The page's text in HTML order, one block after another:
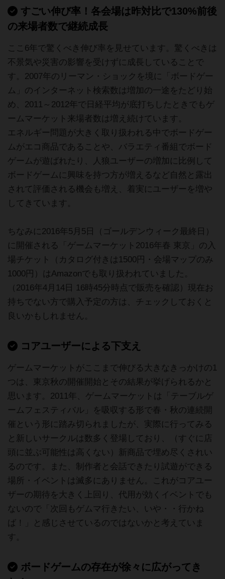
すごい伸び率！各会場は昨対比で130%前後
の来場者数で継続成長
ここ6年で驚くべき伸び率を見せています。驚くべきは
不景気や災害の影響を受けずに成長していることで
す。2007年のリーマン・ショックを境に「ボードゲー
ム」のインターネット検索数は増加の一途をたどり始
め、2011～2012年で日経平均が底打ちしたときでもゲ
ームマーケット来場者数は増え続けています。
エネルギー問題が大きく取り扱われる中でボードゲー
ムがエコ商品であることや、バラエティ番組でボード
ゲームが遊ばれたり、人狼ユーザーの増加に比例して
ボードゲームに興味を持つ方が増えるなど自然と露出
されて評価される機会も増え、着実にユーザーを増や
してきています。
ちなみに2016年5月5日（ゴールデンウィーク最終日）
に開催される「ゲームマーケット2016年春 東京」の入
場チケット（カタログ付きは1500円・会場マップのみ
1000円）はAmazonでも取り扱われていました。
（2016年4月14日 16時45分時点で販売を確認）現在お
持ちでない方で購入予定の方は、チェックしておくと
良いかもしれません。
コアユーザーによる下支え
ゲームマーケットがここまで伸びる大きなきっかけの1
つは、東京秋の開催開始とその結果が挙げられるかと
思います。2011年、ゲームマーケットは「テーブルゲ
ームフェスティバル」を吸収する形で春・秋の連続開
催という形に踏み切られましたが、実際に行ってみる
と新しいサークルは数多く登場しており、（すぐに店
頭に並ぶ可能性は高くない）新商品で埋め尽くされい
るのです。また、制作者と会話できたり試遊ができる
場所・イベントは滅多にありません。これがコアユー
ザーの期待を大きく上回り、代用が効くイベントでも
ないので「次回もゲムマ行きたい、いや・・行かね
ば！」と感じさせているのではないかと考えていま
す。
ボードゲームの存在が徐々に広がってき